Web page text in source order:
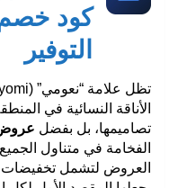
كود
التوفير
الأناقة النسائية في
تصاميمها، بل بفضل
العروض لتشمل تخفيضات